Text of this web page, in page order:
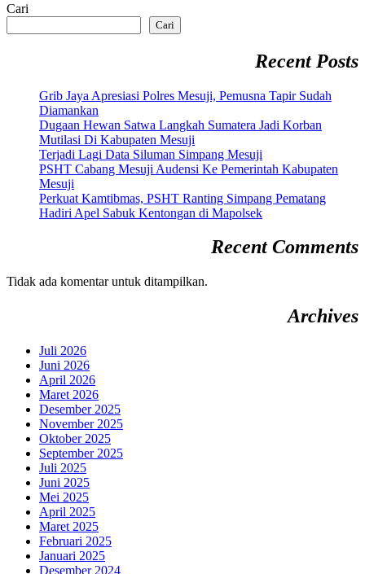
Cari
Cari
Recent Posts
Grib Jaya Apresiasi Polres Mesuji, Pemusna Tapir Sudah
Diamankan
Dugaan Hewan Satwa Langkah Sumatera Jadi Korban
Mutilasi Di Kabupaten Mesuji
Terjadi Lagi Data Siluman Simpang Mesuji
PSHT Cabang Mesuji Audensi Ke Pemerintah Kabupaten
Mesuji
Perkuat Kamtibmas, PSHT Ranting Simpang Pematang
Hadiri Apel Sabuk Kentongan di Mapolsek
Recent Comments
Tidak ada komentar untuk ditampilkan.
Archives
Juli 2026
Juni 2026
April 2026
Maret 2026
Desember 2025
November 2025
Oktober 2025
September 2025
Juli 2025
Juni 2025
Mei 2025
April 2025
Maret 2025
Februari 2025
Januari 2025
Desember 2024